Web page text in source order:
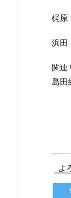
梶原
浜田
関連
島田
よ